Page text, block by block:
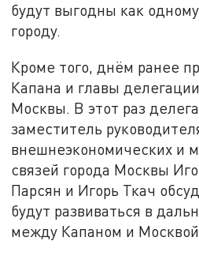
будут выгодны как
городу.
Кроме того, днём ранее
Капана и главы
Москвы. В этот раз
заместитель
внешнеэкономических и
связей города Москвы
Парсян и Игорь Ткач
будут развиваться в
между Капаном и